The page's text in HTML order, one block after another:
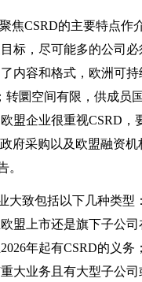
焦CSRD的主要特点作
标，尽可能多的公司必
内容和格式，欧洲可持
转圜空间有限，供成员
盟企业很重视CSRD，
府采购以及欧盟融资机
。
大致包括以下几种类型
盟上市还是旗下子公司
年起有CSRD的义务
大业务且有大型子公司